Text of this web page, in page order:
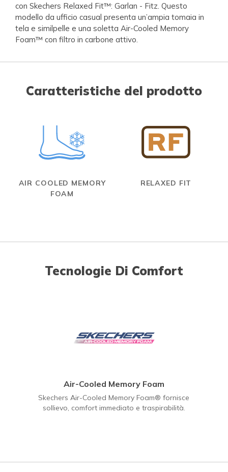
con Skechers Relaxed Fit™: Garlan - Fitz. Questo
modello da ufficio casual presenta un’ampia tomaia in
tela e similpelle e una soletta Air-Cooled Memory
Foam™ con filtro in carbone attivo.
Caratteristiche del prodotto
AIR COOLED MEMORY
FOAM
RELAXED FIT
Tecnologie Di Comfort
Air-Cooled Memory Foam
Skechers Air-Cooled Memory Foam® fornisce
sollievo, comfort immediato e traspirabilità.